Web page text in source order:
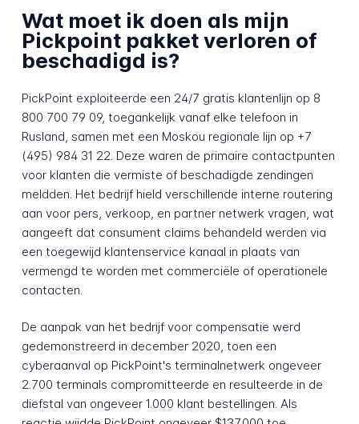
Wat moet ik doen als mijn
Pickpoint pakket verloren of
beschadigd is?
PickPoint exploiteerde een 24/7 gratis klantenlijn op 8
800 700 79 09, toegankelijk vanaf elke telefoon in
Rusland, samen met een Moskou regionale lijn op +7
(495) 984 31 22. Deze waren de primaire contactpunten
voor klanten die vermiste of beschadigde zendingen
meldden. Het bedrijf hield verschillende interne routering
aan voor pers, verkoop, en partner netwerk vragen, wat
aangeeft dat consument claims behandeld werden via
een toegewijd klantenservice kanaal in plaats van
vermengd te worden met commerciële of operationele
contacten.
De aanpak van het bedrijf voor compensatie werd
gedemonstreerd in december 2020, toen een
cyberaanval op PickPoint's terminalnetwerk ongeveer
2.700 terminals compromitteerde en resulteerde in de
diefstal van ongeveer 1.000 klant bestellingen. Als